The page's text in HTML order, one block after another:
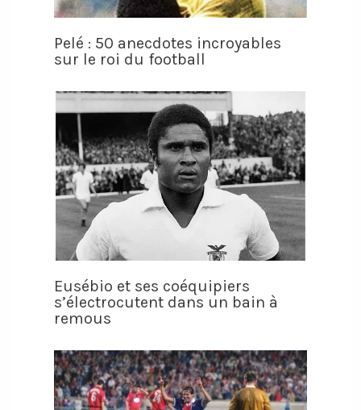
Pelé : 50 anecdotes incroyables
sur le roi du football
Eusébio et ses coéquipiers
s’électrocutent dans un bain à
remous